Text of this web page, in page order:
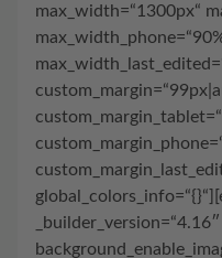
max_width=“1300px“
_builder_version=“4.16″